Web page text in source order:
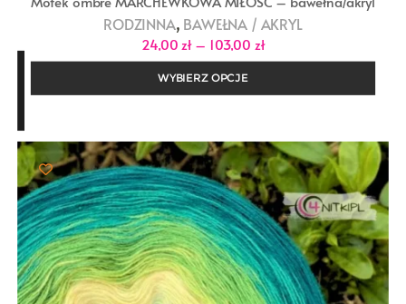
RODZINNA, BAWEŁNA / AKRYL
24,00 zł – 103,00 złZakres
cen:
do
WYBIERZ OPCJE